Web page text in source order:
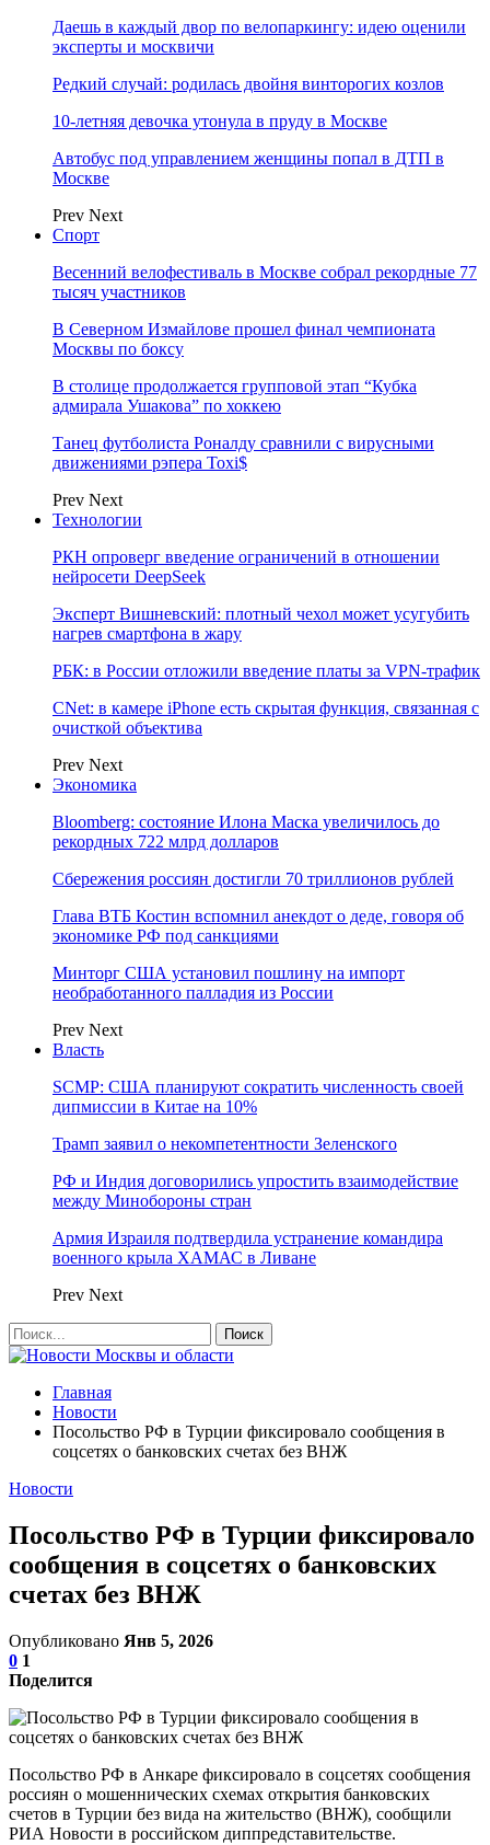
Даешь в каждый двор по велопаркингу: идею оценили
эксперты и москвичи
Редкий случай: родилась двойня винторогих козлов
10-летняя девочка утонула в пруду в Москве
Автобус под управлением женщины попал в ДТП в
Москве
Prev Next
Спорт
Весенний велофестиваль в Москве собрал рекордные 77
тысяч участников
В Северном Измайлове прошел финал чемпионата
Москвы по боксу
В столице продолжается групповой этап “Кубка
адмирала Ушакова” по хоккею
Танец футболиста Роналду сравнили с вирусными
движениями рэпера Toxi$
Prev Next
Технологии
РКН опроверг введение ограничений в отношении
нейросети DeepSeek
Эксперт Вишневский: плотный чехол может усугубить
нагрев смартфона в жару
РБК: в России отложили введение платы за VPN-трафик
CNet: в камере iPhone есть скрытая функция, связанная с
очисткой объектива
Prev Next
Экономика
Bloomberg: состояние Илона Маска увеличилось до
рекордных 722 млрд долларов
Сбережения россиян достигли 70 триллионов рублей
Глава ВТБ Костин вспомнил анекдот о деде, говоря об
экономике РФ под санкциями
Минторг США установил пошлину на импорт
необработанного палладия из России
Prev Next
Власть
SCMP: США планируют сократить численность своей
дипмиссии в Китае на 10%
Трамп заявил о некомпетентности Зеленского
РФ и Индия договорились упростить взаимодействие
между Минобороны стран
Армия Израиля подтвердила устранение командира
военного крыла ХАМАС в Ливане
Prev Next
Главная
Новости
Посольство РФ в Турции фиксировало сообщения в
соцсетях о банковских счетах без ВНЖ
Новости
Посольство РФ в Турции фиксировало
сообщения в соцсетях о банковских
счетах без ВНЖ
Опубликовано Янв 5, 2026
0 1
Поделится
Посольство РФ в Анкаре фиксировало в соцсетях сообщения
россиян о мошеннических схемах открытия банковских
счетов в Турции без вида на жительство (ВНЖ), сообщили
РИА Новости в российском диппредставительстве.